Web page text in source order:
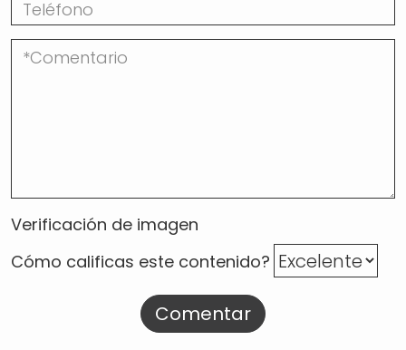
Verificación de imagen
Cómo calificas este contenido?
Comentar